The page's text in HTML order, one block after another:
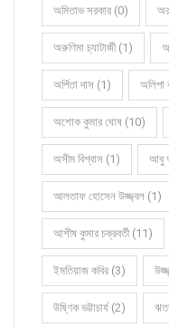
অমিতাভ সরকার (0)
অরুণিমা চ্যাটার্জী (1)
অর্পিতা দাস (1)
অশোক কুমার ঘোষ (10)
অসীম বিশ্বাস (1) আবু
আলতাফ হোসেন উজ্জ্বল (1)
আশীষ কুমার চক্রবর্তী (11)
ইমতিয়াজ কবির (3)
উষ্ণিক ভট্টাচার্য (2)